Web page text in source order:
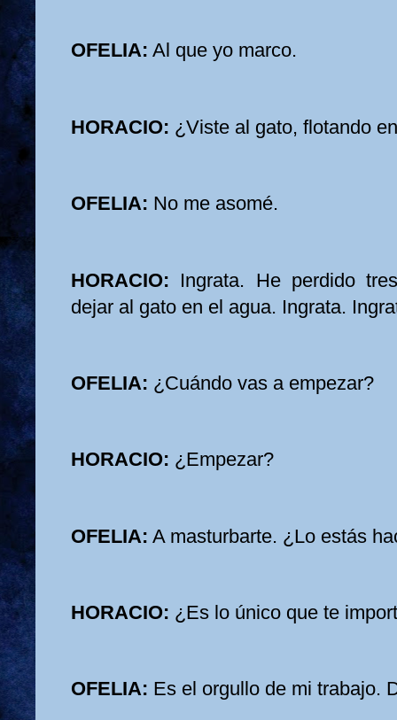
OFELIA: Al que yo marco.
HORACIO: ¿Viste al gato, flotando
OFELIA: No me asomé.
HORACIO: Ingrata. He perdido
dejar al gato en el agua. Ingrata.
OFELIA: ¿Cuándo vas a empezar?
HORACIO: ¿Empezar?
OFELIA: A masturbarte. ¿Lo estás
HORACIO: ¿Es lo único que te
OFELIA: Es el orgullo de mi trabajo.